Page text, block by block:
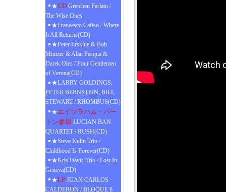
★CD Gretchen Parlato /
The Wise Ones
★Francesco Cafiso / Where
It All Returns(CD)
★Peter Erskine & Bob
Mintzer & Alan Pasqua &
Darek Oles / Four Gentlemen
of Verona(CD)
★LARRY GOLDINGS,
PETER BERNSTEIN, BILL
STEWART / RHOMBUS(CD)
★エイブラハム・バー
トン参加 LUCIAN BAN
QUARTET / RUSH(CD)
★Steve Kuhn Trio /
Childhood Is Forever(CD)
★Kris Davis Trio / Lost In
Geneva(CD)
★LP JUAN CARLOS
CALDERON / BLOQUE 6